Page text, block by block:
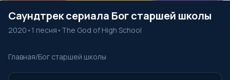
Саундтрек сериала Бог старшей школы
2020 • 1 песня • The God of High School
Главная/Бог старшей школы